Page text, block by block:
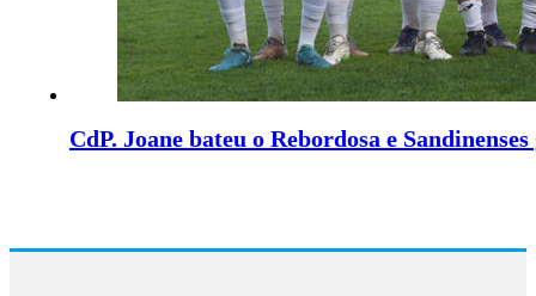
CdP. Joane bateu o Rebordosa e